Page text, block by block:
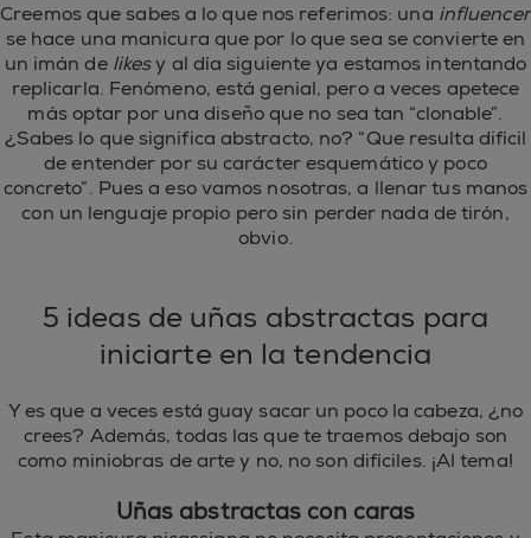
Creemos que sabes a lo que nos referimos: una influencer
se hace una manicura que por lo que sea se convierte en
un imán de likesy al día siguiente ya estamos intentando
replicarla. Fenómeno, está genial, pero a veces apetece
más optar por una diseño que no sea tan “clonable”.
¿Sabes lo que significa abstracto, no? “Que resulta difícil
de entender por su carácter esquemático y poco
concreto”. Pues a eso vamos nosotras, a llenar tus manos
con un lenguaje propio pero sin perder nada de tirón,
obvio.
5 ideas de uñas abstractas para
iniciarte en la tendencia
Y es que a veces está guay sacar un poco la cabeza, ¿no
crees? Además, todas las que te traemos debajo son
como miniobras de arte y no, no son difíciles. ¡Al tema!
Uñas abstractas con caras